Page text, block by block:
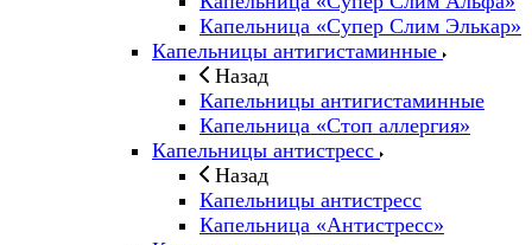
Капельница «Супер Слим Элькар»
Капельницы антигистаминные
Назад
Капельницы антигистаминные
Капельница «Стоп аллергия»
Капельницы антистресс
Назад
Капельницы антистресс
Капельница «Антистресс»